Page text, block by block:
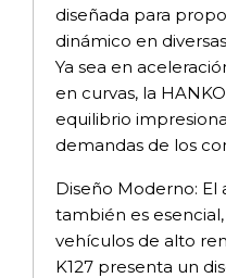
diseñada para
dinámico en
Ya sea en
en curvas, la
equilibrio
demandas de los
Diseño Moderno:
también es
vehículos de alto
K127 presenta un